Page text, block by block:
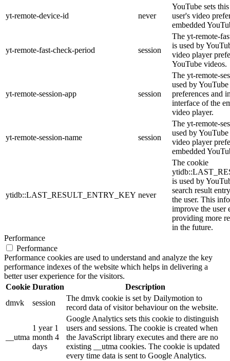
yt-remote-device-id never
YouTube sets
user's video
embedded
yt-remote-fast-check-period session
The yt-remote-
is used by
video player
YouTube videos.
yt-remote-session-app session
The yt-remote-
used by
preferences and
interface of the
video player.
yt-remote-session-name session
The yt-remote-
used by
video player
embedded
ytidb::LAST_RESULT_ENTRY_KEY never
The cookie
is used by
search result
the user. This
improve the user
providing more
in the future.
Performance
Performance
Performance cookies are used to understand and analyze the key
performance indexes of the website which helps in delivering a
better user experience for the visitors.
Cookie Duration
Description
dmvk
session
The dmvk cookie is set by Dailymotion to
record data of visitor behaviour on the website.
__utma
1 year 1
month 4
days
Google Analytics sets this cookie to distinguish
users and sessions. The cookie is created when
the JavaScript library executes and there are no
existing __utma cookies. The cookie is updated
every time data is sent to Google Analytics.